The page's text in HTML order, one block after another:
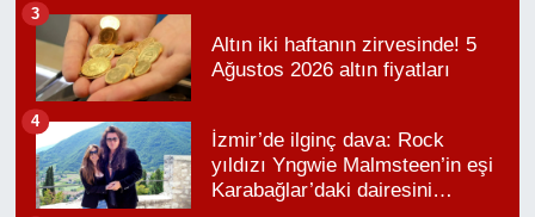
Altın iki haftanın zirvesinde! 5
Ağustos 2026 altın fiyatları
3
İzmir’de ilginç dava: Rock
yıldızı Yngwie Malmsteen’in eşi
Karabağlar’daki dairesini
4